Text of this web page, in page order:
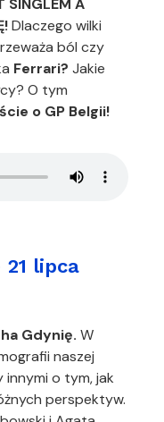
SINGLEM A
Dlaczego wilki
ból czy
Ferrari? Jakie
O tym
o GP Belgii!
lipca
Gdynię. W
naszej
innymi o tym, jak
perspektyw.